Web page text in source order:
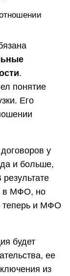
.
понятие
Его
у
и больше,
в МФО, но
теперь и МФО
будет
ее
из